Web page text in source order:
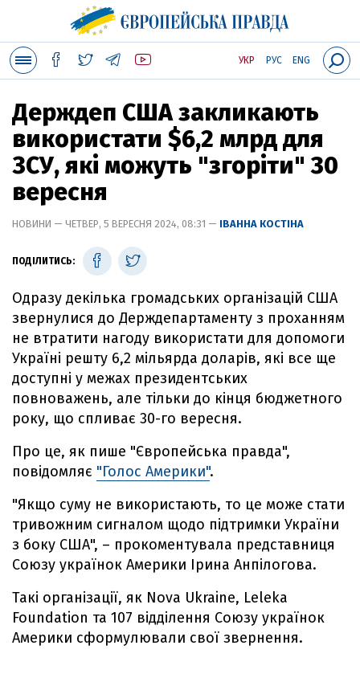
УКР РУС ENG
Держдеп США закликають
використати $6,2 млрд для
ЗСУ, які можуть "згоріти" 30
вересня
НОВИНИ — ЧЕТВЕР, 5 ВЕРЕСНЯ 2024, 08:31 — ІВАННА КОСТІНА
ПОДІЛИТИСЬ:
Одразу декілька громадських організацій США
звернулися до Держдепартаменту з проханням
не втратити нагоду використати для допомоги
Україні решту 6,2 мільярда доларів, які все ще
доступні у межах президентських
повноважень, але тільки до кінця бюджетного
року, що спливає 30-го вересня.
Про це, як пише "Європейська правда",
повідомляє "Голос Америки".
"Якщо суму не використають, то це може стати
тривожним сигналом щодо підтримки України
з боку США", – прокоментувала представниця
Союзу українок Америки Ірина Анпілогова.
Такі організації, як Nova Ukraine, Leleka
Foundation та 107 відділення Союзу українок
Америки сформулювали свої звернення.